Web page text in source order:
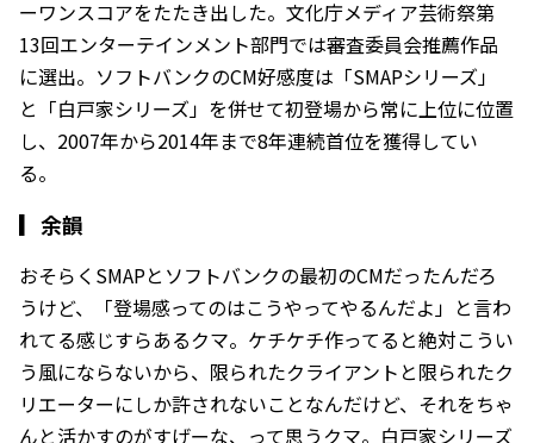
ーワンスコアをたたき出した。文化庁メディア芸術祭第
13回エンターテインメント部門では審査委員会推薦作品
に選出。ソフトバンクのCM好感度は「SMAPシリーズ」
と「白戸家シリーズ」を併せて初登場から常に上位に位置
し、2007年から2014年まで8年連続首位を獲得してい
る。
▎ 余韻
おそらくSMAPとソフトバンクの最初のCMだったんだろ
うけど、「登場感ってのはこうやってやるんだよ」と言わ
れてる感じすらあるクマ。ケチケチ作ってると絶対こうい
う風にならないから、限られたクライアントと限られたク
リエーターにしか許されないことなんだけど、それをちゃ
んと活かすのがすげーな、って思うクマ。白戸家シリーズ